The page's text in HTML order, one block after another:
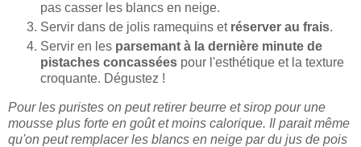
pas casser les blancs en neige.
Servir dans de jolis ramequins et réserver au frais.
Servir en les parsemant à la dernière minute de
pistaches concassées pour l'esthétique et la texture
croquante. Dégustez !
Pour les puristes on peut retirer beurre et sirop pour une
mousse plus forte en goût et moins calorique. Il parait même
qu'on peut remplacer les blancs en neige par du jus de pois